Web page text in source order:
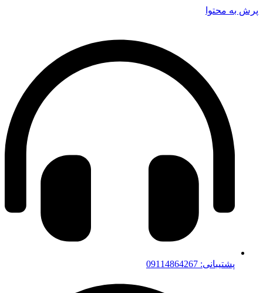
پرش به محتوا
پشتیبانی: 09114864267